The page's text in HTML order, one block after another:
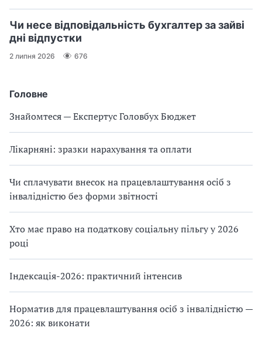
Головне
Знайомтеся — Експертус Головбух Бюджет
Лікарняні: зразки нарахування та оплати
Чи сплачувати внесок на працевлаштування осіб з
інвалідністю без форми звітності
Хто має право на податкову соціальну пільгу у 2026
році
Індексація-2026: практичний інтенсив
Норматив для працевлаштування осіб з інвалідністю —
2026: як виконати
Чи несе відповідальність бухгалтер за зайві
дні відпустки
2 липня 2026 676